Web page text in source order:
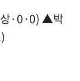
·0·0) ▲박